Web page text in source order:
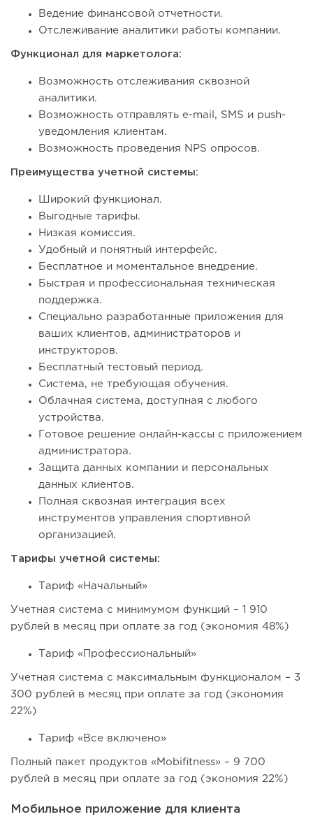
Ведение финансовой отчетности.
Отслеживание аналитики работы компании.
Функционал для маркетолога:
Возможность отслеживания сквозной
аналитики.
Возможность отправлять e-mail, SMS и push-
уведомления клиентам.
Возможность проведения NPS опросов.
Преимущества учетной системы:
Широкий функционал.
Выгодные тарифы.
Низкая комиссия.
Удобный и понятный интерфейс.
Бесплатное и моментальное внедрение.
Быстрая и профессиональная техническая
поддержка.
Специально разработанные приложения для
ваших клиентов, администраторов и
инструкторов.
Бесплатный тестовый период.
Система, не требующая обучения.
Облачная система, доступная с любого
устройства.
Готовое решение онлайн-кассы с приложением
администратора.
Защита данных компании и персональных
данных клиентов.
Полная сквозная интеграция всех
инструментов управления спортивной
организацией.
Тарифы учетной системы:
Тариф «Начальный»
Учетная система с минимумом функций – 1 910
рублей в месяц при оплате за год (экономия 48%)
Тариф «Профессиональный»
Учетная система с максимальным функционалом – 3
300 рублей в месяц при оплате за год (экономия
22%)
Тариф «Все включено»
Полный пакет продуктов «Mobifitness» – 9 700
рублей в месяц при оплате за год (экономия 22%)
Мобильное приложение для клиента